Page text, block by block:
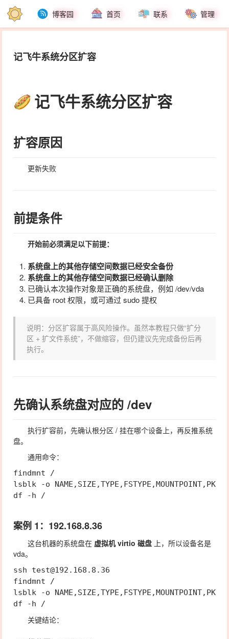
博客园 首页 联系 管理
记飞牛系统分区扩容
记飞牛系统分区扩容
扩容原因
更新失败
前提条件
开始前必须满足以下前提：
系统盘上的其他存储空间数据已经安全备份
系统盘上的其他存储空间数据已经确认删除
已确认本次操作对象是正确的系统盘，例如/dev/vda
已具备 root权限，或可通过sudo提权
说明：分区扩容属于高风险操作。虽然本教程只做“扩分
区 + 扩文件系统”，不做缩容，但仍建议先完成备份后再
执行。
先确认系统盘对应的/dev
执行扩容前，先确认根分区/ 挂在哪个设备上，再反推系统
盘。
通用命令：
findmnt /
lsblk -o
案例 1： 192.168.8.36
这台机器的系统盘在 虚拟机 virtio 磁盘 上，所以设备名是
vda。
ssh test@192.168.8.36
findmnt /
lsblk -o
关键结论：